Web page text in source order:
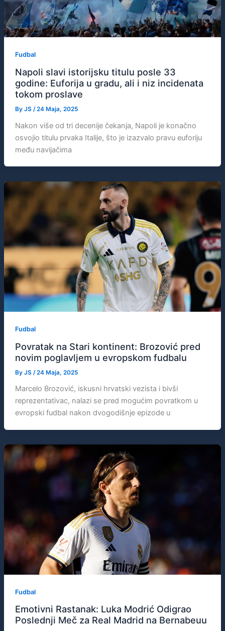
Fudbal
Napoli slavi istorijsku titulu posle 33
godine: Euforija u gradu, ali i niz incidenata
tokom proslave
By JS /24 Maja, 2025
Nakon više od tri decenije čekanja, Napoli je konačno
osvojio titulu prvaka Italije, što je izazvalo pravu euforiju
među navijačima
Fudbal
Povratak na Stari kontinent: Brozović pred
novim poglavljem u evropskom fudbalu
By JS /24 Maja, 2025
Marcelo Brozović, iskusni hrvatski vezista i bivši
reprezentativac, nalazi se pred mogućim povratkom u
evropski fudbal nakon dvogodišnje epizode u
Fudbal
Emotivni Rastanak: Luka Modrić Odigrao
Poslednji Meč za Real Madrid na Bernabeuu